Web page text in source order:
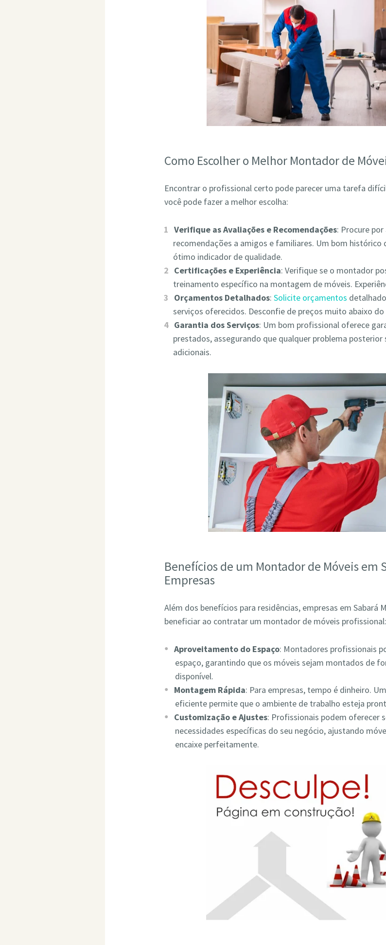
Como Escolher o Melhor Montador de
Encontrar o profissional certo pode parecer uma tarefa
você pode fazer a melhor escolha:
Verifique as Avaliações e Recomendações: Procure
recomendações a amigos e familiares. Um bom
ótimo indicador de qualidade.
Certificações e Experiência: Verifique se o montador
treinamento específico na montagem de móveis.
Orçamentos Detalhados:Solicite orçamentos
serviços oferecidos. Desconfie de preços muito abaixo
Garantia dos Serviços: Um bom profissional oferece
prestados, assegurando que qualquer problema
adicionais.
Benefícios de um Montador de Móveis em
Empresas
Além dos benefícios para residências, empresas em Sabará
beneficiar ao contratar um montador de móveis profissional:
Aproveitamento do Espaço: Montadores profissionais
espaço, garantindo que os móveis sejam montados de
disponível.
Montagem Rápida: Para empresas, tempo é dinheiro.
eficiente permite que o ambiente de trabalho esteja
Customização e Ajustes: Profissionais podem oferecer
necessidades específicas do seu negócio, ajustando
encaixe perfeitamente.